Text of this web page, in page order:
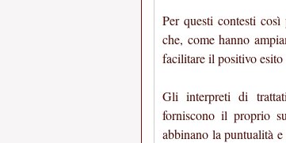
Per questi contesti così
che, come hanno
facilitare il positivo esito
Gli interpreti di
forniscono il proprio
abbinano la puntualità